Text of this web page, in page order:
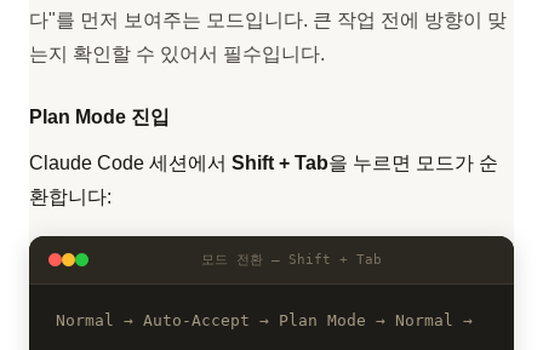
다"를 먼저 보여주는 모드입니다. 큰 작업 전에 방향이 맞
는지 확인할 수 있어서 필수입니다.
Plan Mode 진입
Claude Code 세션에서 Shift + Tab을 누르면 모드가 순
환합니다:
모드 전환 — Shift + Tab
Normal → Auto-Accept → Plan Mode → Normal →